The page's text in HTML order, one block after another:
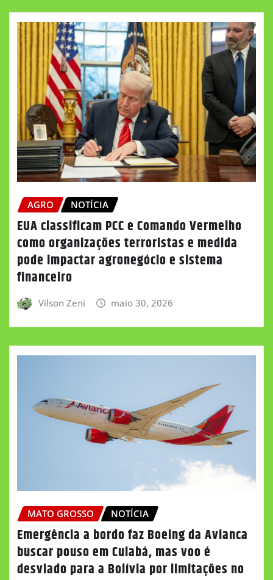
AGRO NOTÍCIA
EUA classificam PCC e Comando Vermelho
como organizações terroristas e medida
pode impactar agronegócio e sistema
financeiro
Vilson Zeni maio 30, 2026
MATO GROSSO NOTÍCIA
Emergência a bordo faz Boeing da Avianca
buscar pouso em Cuiabá, mas voo é
desviado para a Bolívia por limitações no